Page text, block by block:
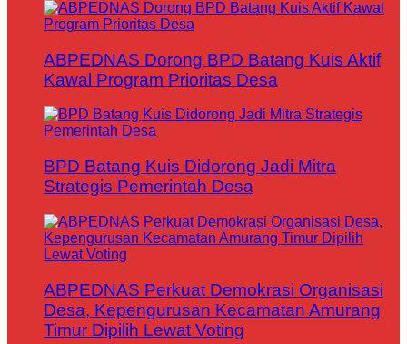
ABPEDNAS Dorong BPD Batang Kuis Aktif
Kawal Program Prioritas Desa
BPD Batang Kuis Didorong Jadi Mitra
Strategis Pemerintah Desa
ABPEDNAS Perkuat Demokrasi Organisasi
Desa, Kepengurusan Kecamatan Amurang
Timur Dipilih Lewat Voting